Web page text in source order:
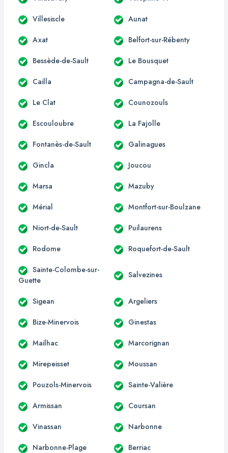
Villesiscle Aunat
Axat Belfort-sur-Rébenty
Bessède-de-Sault Le Bousquet
Cailla Campagna-de-Sault
Le Clat Counozouls
Escouloubre La Fajolle
Fontanès-de-Sault Galinagues
Gincla Joucou
Marsa Mazuby
Mérial Montfort-sur-Boulzane
Niort-de-Sault Puilaurens
Rodome Roquefort-de-Sault
Sainte-Colombe-sur-
Guette
Salvezines
Sigean Argeliers
Bize-Minervois Ginestas
Mailhac Marcorignan
Mirepeisset Moussan
Pouzols-Minervois Sainte-Valière
Armissan Coursan
Vinassan Narbonne
Narbonne-Plage Berriac